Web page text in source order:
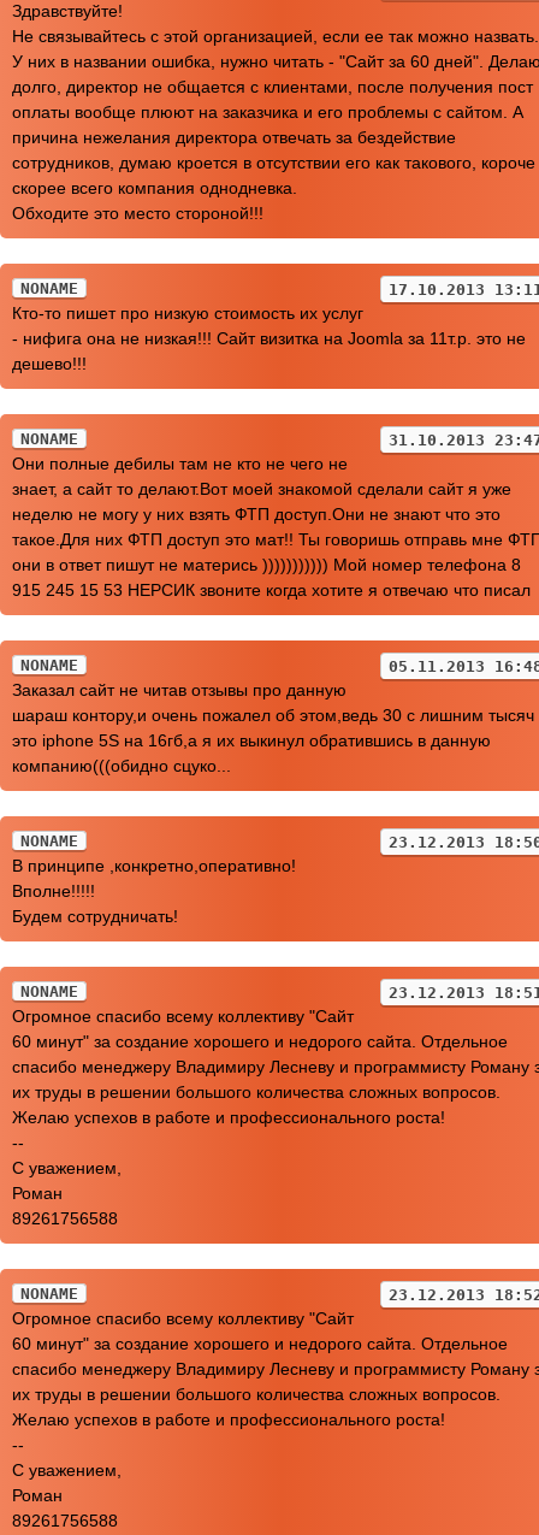
Здравствуйте!
Не связывайтесь с этой организацией, если ее так можно назвать.
У них в названии ошибка, нужно читать - "Сайт за 60 дней".
долго, директор не общается с клиентами, после получения пост
оплаты вообще плюют на заказчика и его проблемы с сайтом. А
причина нежелания директора отвечать за бездействие
сотрудников, думаю кроется в отсутствии его как такового, короче
скорее всего компания однодневка.
Обходите это место стороной!!!
NONAME 17.10.2013
Кто-то пишет про низкую стоимость их услуг
- нифига она не низкая!!! Сайт визитка на Joomla за 11т.р. это не
дешево!!!
NONAME 31.10.2013
Они полные дебилы там не кто не чего не
знает, а сайт то делают.Вот моей знакомой сделали сайт я уже
неделю не могу у них взять ФТП доступ.Они не знают что это
такое.Для них ФТП доступ это мат!! Ты говоришь отправь мне
они в ответ пишут не матерись ))))))))))) Мой номер телефона 8
915 245 15 53 НЕРСИК звоните когда хотите я отвечаю что писал
NONAME 05.11.2013
Заказал сайт не читав отзывы про данную
шараш контору,и очень пожалел об этом,ведь 30 с лишним тысяч
это iphone 5S на 16гб,а я их выкинул обратившись в данную
компанию(((обидно сцуко...
NONAME 23.12.2013
В принципе ,конкретно,оперативно!
Вполне!!!!!
Будем сотрудничать!
NONAME 23.12.2013
Огромное спасибо всему коллективу "Сайт
60 минут" за создание хорошего и недорого сайта. Отдельное
спасибо менеджеру Владимиру Лесневу и программисту Роману
их труды в решении большого количества сложных вопросов.
Желаю успехов в работе и профессионального роста!
--
C уважением,
Роман
89261756588
NONAME 23.12.2013
Огромное спасибо всему коллективу "Сайт
60 минут" за создание хорошего и недорого сайта. Отдельное
спасибо менеджеру Владимиру Лесневу и программисту Роману
их труды в решении большого количества сложных вопросов.
Желаю успехов в работе и профессионального роста!
--
C уважением,
Роман
89261756588